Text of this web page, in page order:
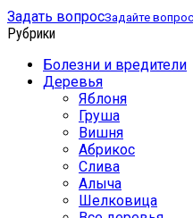
Задать вопросЗадайте
Рубрики
Болезни и вредители
Деревья
Яблоня
Груша
Вишня
Абрикос
Слива
Алыча
Шелковица